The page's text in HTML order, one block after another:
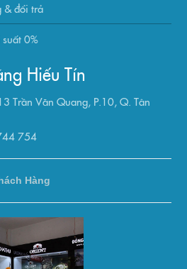
& đổi trả
0%
Hiếu Tín
Trần Văn Quang, P.10, Q. Tân
754
Hàng